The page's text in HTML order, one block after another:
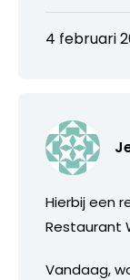
4 februari
Hierbij een
Restaurant
Vandaag,